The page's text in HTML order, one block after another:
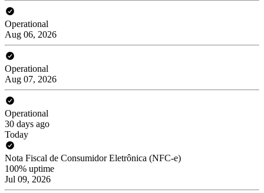
Operational
Aug 06, 2026
Operational
Aug 07, 2026
Operational
30 days ago
Today
Nota Fiscal de Consumidor Eletrônica (NFC-e)
100% uptime
Jul 09, 2026